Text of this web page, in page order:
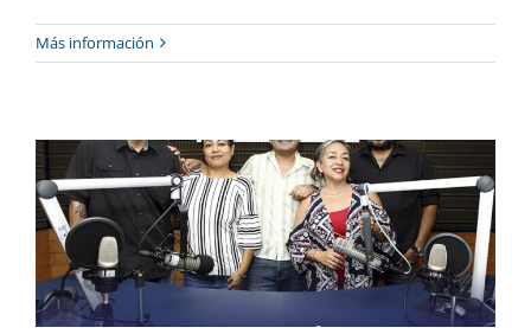
Más información
Lanza Radio UAEM nuevos programas